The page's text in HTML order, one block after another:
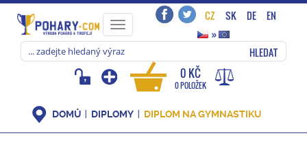
Toggle
navigation
CZ SK DE
EN
»
HLEDAT
0 KČ
0 POLOŽEK
DOMŮ DIPLOMY DIPLOM NA GYMNASTIKU